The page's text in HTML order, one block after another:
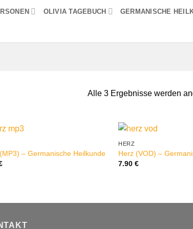
OLIVIA TAGEBUCH GERMANISCHE
Alle 3 Ergebnisse werden
– Germanische Heilkunde
HERZ
Herz (VOD) –
7.90€